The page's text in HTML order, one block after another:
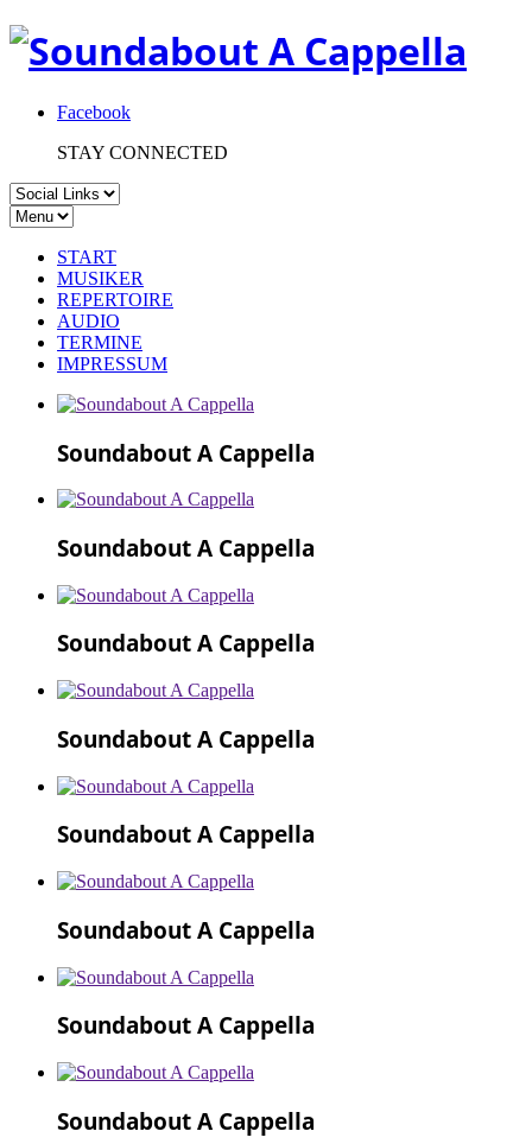
Facebook
STAY CONNECTED
START
MUSIKER
REPERTOIRE
AUDIO
TERMINE
IMPRESSUM
Soundabout A Cappella
Soundabout A Cappella
Soundabout A Cappella
Soundabout A Cappella
Soundabout A Cappella
Soundabout A Cappella
Soundabout A Cappella
Soundabout A Cappella